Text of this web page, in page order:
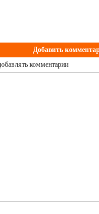
Добавить
комментарии